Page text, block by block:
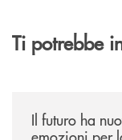
Ti potrebbe
Il futuro ha